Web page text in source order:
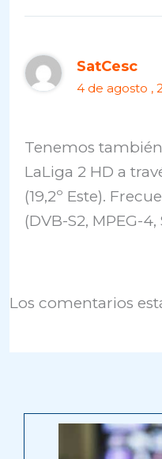
SatCesc
4 de agosto ,
Tenemos
LaLiga 2 HD a
(19,2º Este).
(DVB-S2, MPEG-4,
Los comentarios